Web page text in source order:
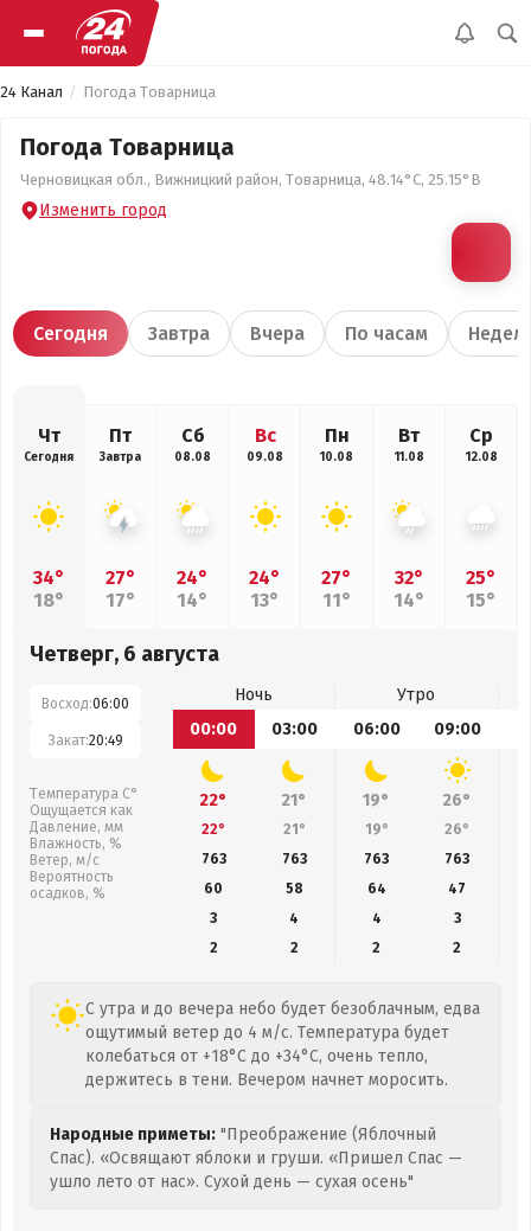
24 Канал Погода Товарница
Погода Товарница
Черновицкая обл., Вижницкий район, Товарница, 48.14°С, 25.15°В
Изменить город
Сегодня Завтра Вчера По часам
Чт
Сегодня
34°
18°
Пт
Завтра
27°
17°
Сб
08.08
24°
14°
Вс
09.08
24°
13°
Пн
10.08
27°
11°
Вт
11.08
32°
14°
Ср
12.08
25°
15°
Четверг, 6 августа
Восход:06:00
Закат:20:49
Температура С°
Ощущается как
Давление, мм
Влажность, %
Ветер, м/с
Вероятность
осадков, %
Ночь
Утро
00:00
03:00 06:00 09:00
22° 21° 19° 26°
22° 21° 19° 26°
763
763 763 763
60
58 64 47
3
4 4
3
2
2 2 2
С утра и до вечера небо будет безоблачным, едва
ощутимый ветер до 4 м/с. Температура будет
колебаться от +18°C до +34°C, очень тепло,
держитесь в тени. Вечером начнет моросить.
Народные приметы: "Преображение (Яблочный
Спас). «Освящают яблоки и груши. «Пришел Спас —
ушло лето от нас». Сухой день — сухая осень"